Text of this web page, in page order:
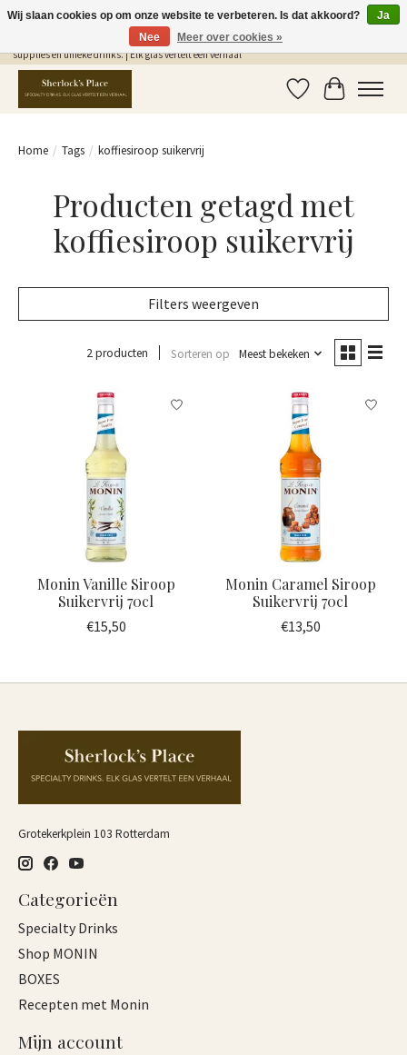
Gratis Verzending in NL vanaf €75,- | Sherlocks Place: dé plek voor MONIN siropen, bar
supplies en unieke drinks. | Elk glas vertelt een verhaal
Verlanglijst
Home / Tags / koffiesiroop suikervrij
Producten getagd met
koffiesiroop suikervrij
Filters weergeven
2 producten Sorteren op Meest bekeken
Monin Vanille Siroop
Suikervrij 70cl
€15,50
Monin Caramel Siroop
Suikervrij 70cl
€13,50
Grotekerkplein 103 Rotterdam
Categorieën
Specialty Drinks
Shop MONIN
BOXES
Recepten met Monin
Mijn account
Wij slaan cookies op om onze website te verbeteren. Is dat akkoord?
Ja
Nee
Meer over cookies »